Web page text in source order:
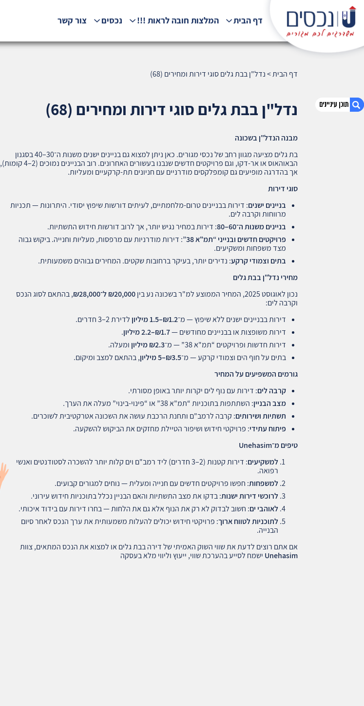
דף הבית המלצות חובה לראות !!! נכסים צור קשר
דף הבית>נדל"ן בבת גלים סוגי דירות ומחירים (68)
נדל"ן בבת גלים סוגי דירות ומחירים (68)
מבנה הנדל"ן בשכונה
בת גלים מציעה מגוון רחב של נכסי מגורים. כאן ניתן למצוא גם בניינים ישנים משנות ה־30–40 בסגנון
הבאוהאוס או אר-דקו, וגם פרויקטים חדשים שנבנו בעשורים האחרונים. רוב הבניינים נמוכים (2–4 קומות),
אך בהדרגה מופיעים גם קומפלקסים מודרניים עם חניונים תת-קרקעיים ומעליות.
סוגי דירות
בניינים ישנים: דירות בבניינים טרום-מלחמתיים, לעיתים דורשות שיפוץ יסודי. היתרונות — תכניות
מרווחות וקרבה לים.
בניינים משנות ה־60–80
: דירות במחיר נגיש יותר, אך לרוב דורשות חידוש התשתיות.
פרויקטים חדשים ובנייני “תמ"א 38
”: דירות מודרניות עם מרפסות, מעליות וחנייה. ביקוש גבוה
מצד משפחות ומשקיעים.
בתים וצמודי קרקע: נדירים יותר, בעיקר ברחובות שקטים. המחירים גבוהים משמעותית.
מחירי נדל"ן בבת גלים
נכון לאוגוסט 2025, המחיר הממוצע למ"ר בשכונה נע בין
₪20,000 ל־₪28,000
, בהתאם לסוג הנכס
וקרבה לים:
דירות בבניינים ישנים ללא שיפוץ — מ־
₪1.2–1.5 מיליון לדירת 2–3 חדרים.
דירות משופצות או בבניינים מחודשים —
₪1.7–2.2 מיליון.
דירות חדשות ופרויקטים “תמ"א 38” — מ־
₪2.3 מיליון ומעלה.
בתים על חוף הים וצמודי קרקע — מ־
₪3.5–5 מיליון, בהתאם למצב ומיקום.
גורמים המשפיעים על המחיר
קרבה לים: דירות עם נוף לים יקרות יותר באופן מסורתי.
מצב הבניין: השתתפות בתוכניות “תמ"א 38” או “פינוי-בינוי” מעלה את הערך.
תשתיות ושירותים: קרבה לרמב"ם ותחנת הרכבת עושה את השכונה אטרקטיבית לשוכרים.
פיתוח עתידי: פרויקטי חידוש ושיפור הטיילת מחזקים את הביקוש להשקעה.
טיפים מ־Unehasim
למשקיעים
: דירות קטנות (2–3 חדרים) ליד רמב"ם וים קלות יותר להשכרה לסטודנטים ואנשי
רפואה.
למשפחות: חפשו פרויקטים חדשים עם חנייה ומעלית — נוחים למגורים קבועים.
לרוכשי דירות ישנות: בדקו את מצב התשתיות והאם הבניין נכלל בתוכניות חידוש עירוני.
לאוהבי ים: חשוב לבדוק לא רק את הנוף אלא גם את הלחות — בחרו דירות עם בידוד איכותי.
לתוכניות לטווח ארוך: פרויקטי חידוש יכולים להעלות משמעותית את ערך הנכס לאחר סיום
הבנייה.
אם אתם רוצים לדעת את שווי השוק האמיתי של דירה בבת גלים או למצוא את הנכס המתאים, צוות
Unehasim ישמח לסייע בהערכת שווי, ייעוץ וליווי מלא בעסקה